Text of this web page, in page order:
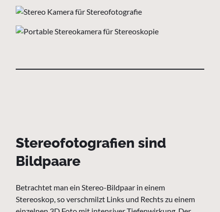
Stereofotografien sind
Bildpaare
Betrachtet man ein Stereo-Bildpaar in einem
Stereoskop, so verschmilzt Links und Rechts zu einem